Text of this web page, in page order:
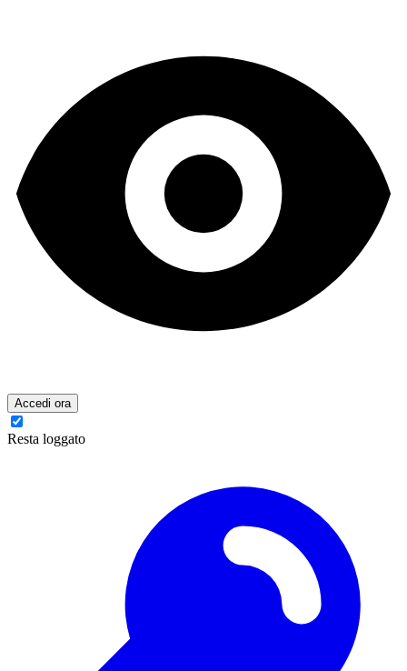
Accedi ora
Resta loggato